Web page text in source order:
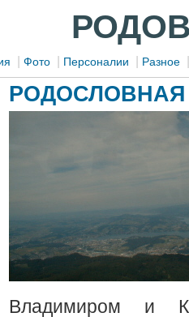
Фото Персоналии Разное
РОДОСЛОВНАЯ
Владимиром и